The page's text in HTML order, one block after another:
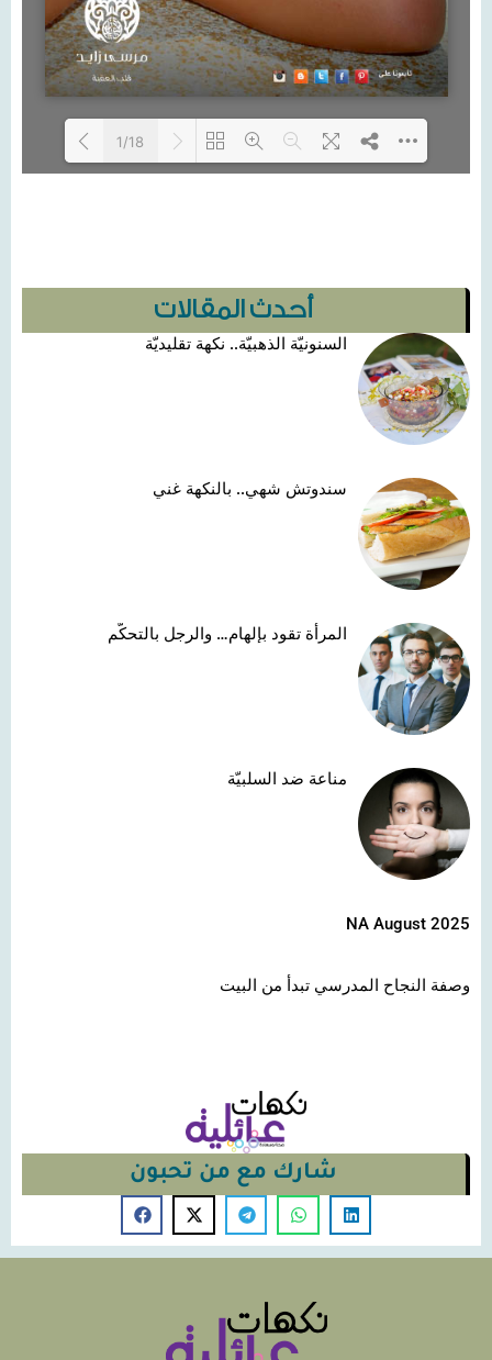
أحدث المقالات
السنونيّة الذهبيّة.. نكهة تقليديّة
سندوتش شهي.. بالنكهة غني
المرأة تقود بإلهام… والرجل بالتحكّم
مناعة ضد السلبيّة
NA August 2025
وصفة النجاح المدرسي تبدأ من البيت
شارك مع من تحبون
1/18